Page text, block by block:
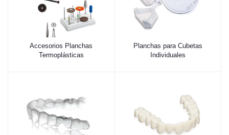
Accesorios Planchas
Termoplásticas
Planchas para Cubetas
Individuales